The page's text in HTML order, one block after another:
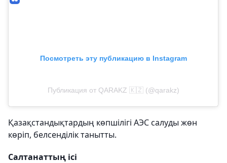
Посмотреть эту публикацию в Instagram
Публикация от QARAKZ 🇰🇿 (@qarakz)
Қазақстандықтардың көпшілігі АЭС салуды жөн
көріп, белсенділік танытты.
Салтанаттың ісі